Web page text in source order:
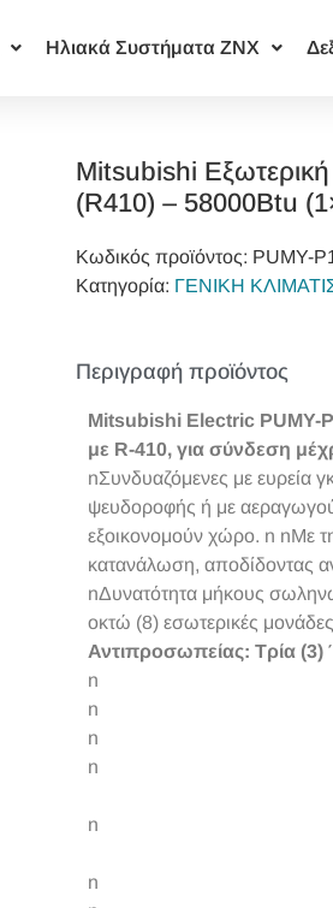
Ηλιακά Συστήματα ΖΝΧ
Mitsubishi
(R410) – 58000Btu
Κωδικός προϊόντος: PUMY-
Κατηγορία: ΓΕΝΙΚΗ
Περιγραφή προϊόντος
Mitsubishi Electric PUMY-
με R-410, για σύνδεση
nΣυνδυαζόμενες με ευρεία
ψευδοροφής ή με
εξοικονομούν χώρο. n nΜε
κατανάλωση, αποδίδοντας
nΔυνατότητα μήκους
οκτώ (8) εσωτερικές
Αντιπροσωπείας: Τρία (3)
n
n
n
n
n
n